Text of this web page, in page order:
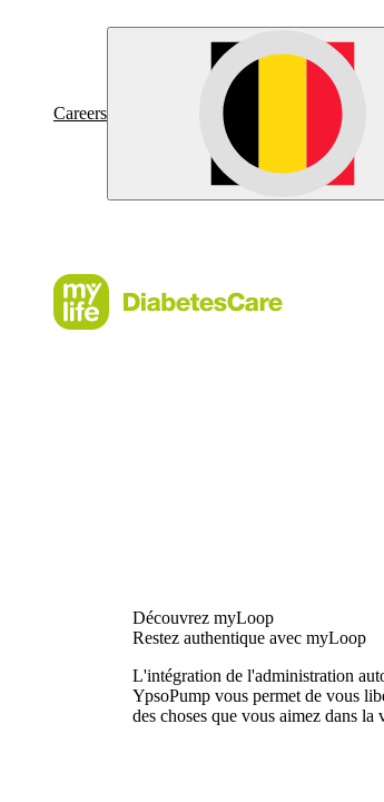
Careers
Découvrez myLoop
Restez authentique avec myLoop
L'intégration de l'administration
YpsoPump vous permet de vous
des choses que vous aimez dans la